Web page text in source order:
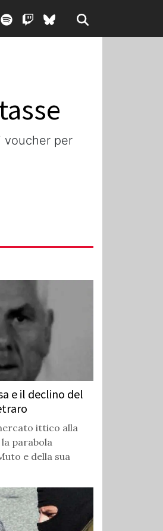
voucher per
e il declino del
ittico alla
parabola
e della sua